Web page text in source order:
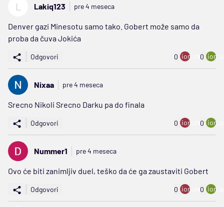
L Lakiq123 pre 4 meseca
Denver gazi Minesotu samo tako. Gobert može samo da
proba da čuva Jokića
Odgovori 0 ion:minus
0
Nixaa pre 4 meseca
Srecno Nikoli Srecno Darku pa do finala
Odgovori 0 ion:minus
0
Nummer1 pre 4 meseca
Ovo će biti zanimljiv duel, teško da će ga zaustaviti Gobert
Odgovori 0 ion:minus
0